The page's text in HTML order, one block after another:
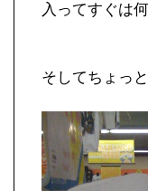
入ってすぐは
そしてちょっ